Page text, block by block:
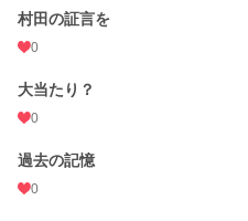
村田の証言を
0
大当たり？
0
過去の記憶
0